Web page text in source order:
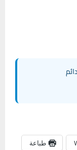
طباعة